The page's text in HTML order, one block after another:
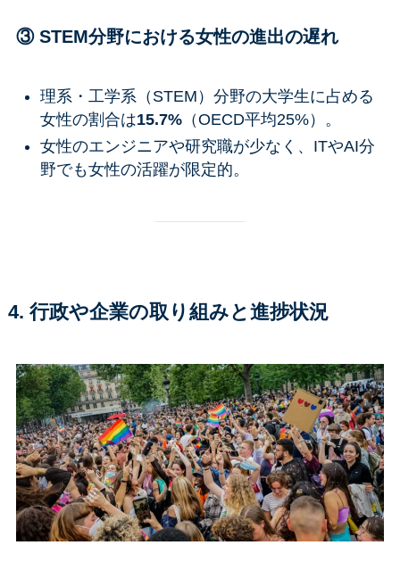
③ STEM分野における女性の進出の遅れ
理系・工学系（STEM）分野の大学生に占める
女性の割合は15.7%（OECD平均25%）。
女性のエンジニアや研究職が少なく、ITやAI分
野でも女性の活躍が限定的。
4. 行政や企業の取り組みと進捗状況